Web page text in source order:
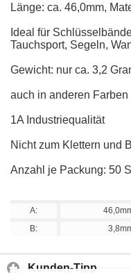
Länge: ca. 46,0mm,
Ideal für
Tauchsport, Segeln,
Gewicht: nur ca. 3,2
auch in anderen
1A Industriequalität
Nicht zum Klettern und
Anzahl je Packung: 50
A:
B:
Kunden-Tipp